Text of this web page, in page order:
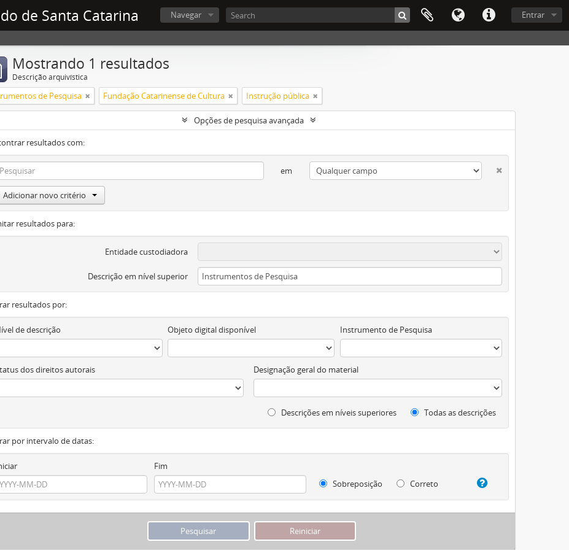
de Santa Catarina Entrar
Navegar
Mostrando 1 resultados
Descrição arquivística
de Pesquisa Fundação Catarinense de Cultura Instrução pública
Opções de pesquisa avançada
resultados com:
em
Adicionar novo critério
resultados para:
Entidade custodiadora
Descrição em nível superior
resultados por:
de descrição Objeto digital disponível Instrumento de Pesquisa
dos direitos autorais Designação geral do material
Descrições em níveis superiores Todas as descrições
por intervalo de datas:
Fim
Sobreposição
Correto